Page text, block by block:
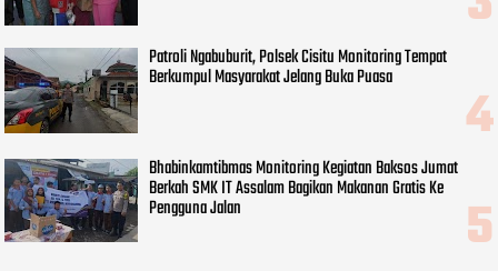
Patroli Ngabuburit, Polsek Cisitu Monitoring Tempat
Berkumpul Masyarakat Jelang Buka Puasa
Bhabinkamtibmas Monitoring Kegiatan Baksos Jumat
Berkah SMK IT Assalam Bagikan Makanan Gratis Ke
Pengguna Jalan